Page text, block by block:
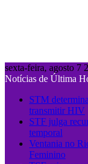
sexta-feira, agosto 7
Notícias de Última
STM
transmitir HIV
STF julga
temporal
Ventania no
Feminino